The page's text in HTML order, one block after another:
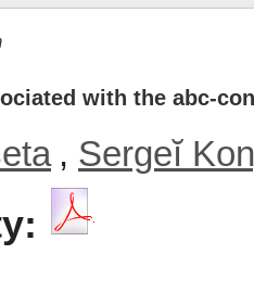
with the abc-
, Sergeĭ